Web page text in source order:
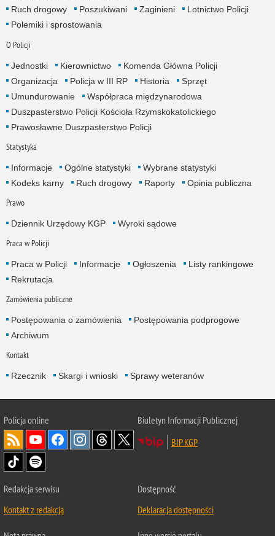
Ruch drogowy
Poszukiwani Zaginieni
Lotnictwo Policji
Polemiki i sprostowania
O Policji
Jednostki Kierownictwo
Komenda Główna Policji
Organizacja
Policja w III RP Historia
Sprzęt
Umundurowanie
Współpraca międzynarodowa
Duszpasterstwo Policji Kościoła Rzymskokatolickiego
Prawosławne Duszpasterstwo Policji
Statystyka
Informacje Ogólne statystyki
Wybrane statystyki
Kodeks karny
Ruch drogowy Raporty Opinia publiczna
Prawo
Dziennik Urzędowy KGP Wyroki sądowe
Praca w Policji
Praca w Policji Informacje Ogłoszenia
Listy rankingowe
Rekrutacja
Zamówienia publiczne
Postępowania o zamówienia
Postępowania podprogowe
Archiwum
Kontakt
Rzecznik Skargi i wnioski Sprawy weteranów
Policjaonline
Biuletyn Informacji Publicznej
BIP KGP
Redakcja serwisu
Kontakt z redakcją
Dostępność
Deklaracja dostępności